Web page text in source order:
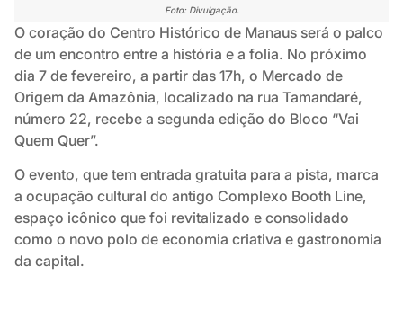
Foto: Divulgação.
O coração do Centro Histórico de Manaus será o palco
de um encontro entre a história e a folia. No próximo
dia 7 de fevereiro, a partir das 17h, o Mercado de
Origem da Amazônia, localizado na rua Tamandaré,
número 22, recebe a segunda edição do Bloco “Vai
Quem Quer”.
O evento, que tem entrada gratuita para a pista, marca
a ocupação cultural do antigo Complexo Booth Line,
espaço icônico que foi revitalizado e consolidado
como o novo polo de economia criativa e gastronomia
da capital.